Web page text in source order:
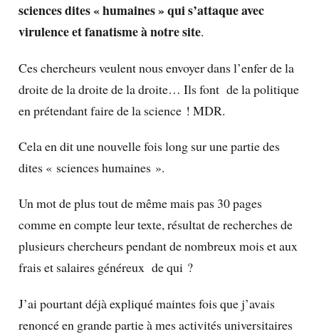
sciences dites « humaines » qui s’attaque avec
virulence et fanatisme à notre site.
Ces chercheurs veulent nous envoyer dans l’enfer de la
droite de la droite de la droite… Ils font de la politique
en prétendant faire de la science ! MDR.
Cela en dit une nouvelle fois long sur une partie des
dites « sciences humaines ».
Un mot de plus tout de même mais pas 30 pages
comme en compte leur texte, résultat de recherches de
plusieurs chercheurs pendant de nombreux mois et aux
frais et salaires généreux de qui ?
J’ai pourtant déjà expliqué maintes fois que j’avais
renoncé en grande partie à mes activités universitaires